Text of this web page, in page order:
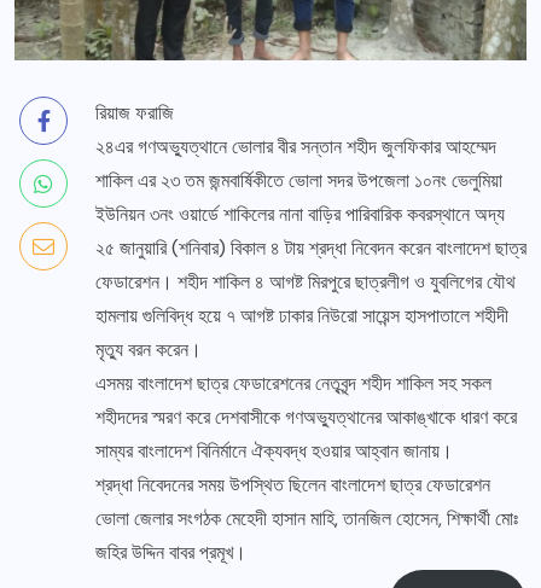
রিয়াজ ফরাজি
২৪এর গণঅভ্যুত্থানে ভোলার বীর সন্তান শহীদ জুলফিকার আহম্মেদ
শাকিল এর ২৩ তম জন্মবার্ষিকীতে ভোলা সদর উপজেলা ১০নং ভেলুমিয়া
ইউনিয়ন ৩নং ওয়ার্ডে শাকিলের নানা বাড়ির পারিবারিক কবরস্থানে অদ্য
২৫ জানুয়ারি (শনিবার) বিকাল ৪ টায় শ্রদ্ধা নিবেদন করেন বাংলাদেশ ছাত্র
ফেডারেশন। শহীদ শাকিল ৪ আগষ্ট মিরপুরে ছাত্রলীগ ও যুবলিগের যৌথ
হামলায় গুলিবিদ্ধ হয়ে ৭ আগষ্ট ঢাকার নিউরো সায়েন্স হাসপাতালে শহীদী
মৃত্যু বরন করেন।
এসময় বাংলাদেশ ছাত্র ফেডারেশনের নেতৃবৃন্দ শহীদ শাকিল সহ সকল
শহীদদের স্মরণ করে দেশবাসীকে গণঅভ্যুত্থানের আকাঙ্খাকে ধারণ করে
সাম্যর বাংলাদেশ বিনির্মানে ঐক্যবদ্ধ হওয়ার আহ্বান জানায়।
শ্রদ্ধা নিবেদনের সময় উপস্থিত ছিলেন বাংলাদেশ ছাত্র ফেডারেশন
ভোলা জেলার সংগঠক মেহেদী হাসান মাহি, তানজিল হোসেন, শিক্ষার্থী মোঃ
জহির উদ্দিন বাবর প্রমূখ।